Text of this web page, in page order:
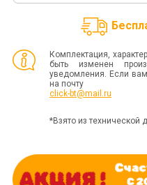
Комплектация,
быть изменен
уведомления. Если
на почту
click-bt@mail.ru
*Взято из технической